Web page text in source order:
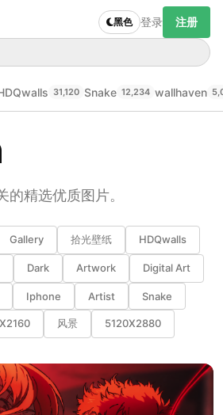
黑色 登录 注册
31,120 Snake 12,234 wallhaven
的精选优质图片。
Gallery 拾光壁纸 HDQwalls
Dark Artwork Digital Art
Iphone Artist Snake
风景 5120X2880
下载原图
使用
信息
在生成支付二维码...